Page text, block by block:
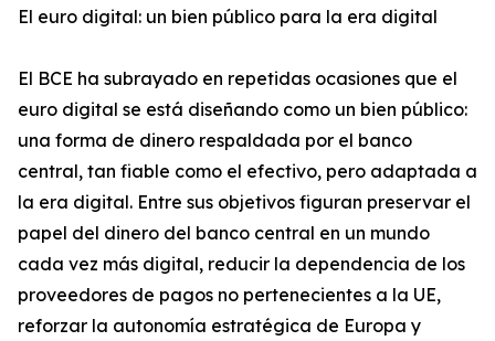
El euro digital: un bien público para la era digital
El BCE ha subrayado en repetidas ocasiones que el
euro digital se está diseñando como un bien público:
una forma de dinero respaldada por el banco
central, tan fiable como el efectivo, pero adaptada a
la era digital. Entre sus objetivos figuran preservar el
papel del dinero del banco central en un mundo
cada vez más digital, reducir la dependencia de los
proveedores de pagos no pertenecientes a la UE,
reforzar la autonomía estratégica de Europa y